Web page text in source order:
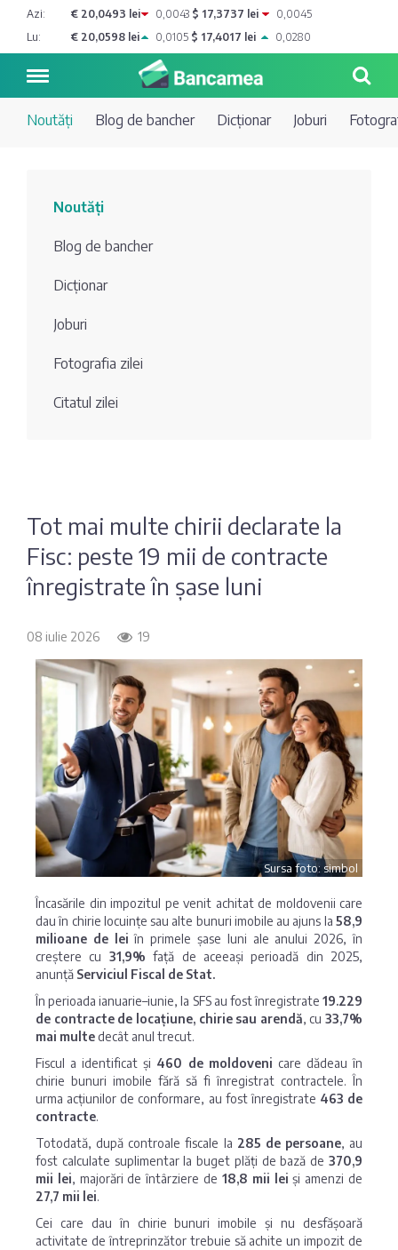
Azi: € 20,0493 lei 0,0043 $ 17,3737 lei
0,0045
Lu:
€ 20,0598 lei 0,0105 $ 17,4017 lei 0,0280
bancher
Joburi
Fotografia
Depozite
Comerțbank
Energbank
Maib
Moldindconbank
OTP Bank
ProCredit Bank
Victoriabank
întrebare?
Sondaj
Noutăți Blog de bancher Dicționar Joburi
Noutăți
Blog de bancher
Dicționar
Joburi
Fotografia zilei
Citatul zilei
Tot mai multe chirii declarate la
Fisc: peste 19 mii de contracte
înregistrate în șase luni
08 iulie 2026 19
Sursa foto: simbol
Încasările din impozitul pe venit achitat de moldovenii care
dau în chirie locuințe sau alte bunuri imobile au ajuns la 58,9
milioane de lei în primele șase luni ale anului 2026, în
creștere cu 31,9% față de aceeași perioadă din 2025,
anunță Serviciul Fiscal de Stat.
În perioada ianuarie–iunie, la SFS au fost înregistrate 19.229
de contracte de locațiune, chirie sau arendă, cu 33,7%
mai multedecât anul trecut.
Fiscul a identificat și 460 de moldoveni care dădeau în
chirie bunuri imobile fără să fi înregistrat contractele. În
urma acțiunilor de conformare, au fost înregistrate 463 de
contracte.
Totodată, după controale fiscale la 285 de persoane, au
fost calculate suplimentar la buget plăți de bază de 370,9
mii lei, majorări de întârziere de 18,8 mii lei și amenzi de
27,7 mii lei.
Cei care dau în chirie bunuri imobile și nu desfășoară
activitate de întreprinzător trebuie să achite un impozit de